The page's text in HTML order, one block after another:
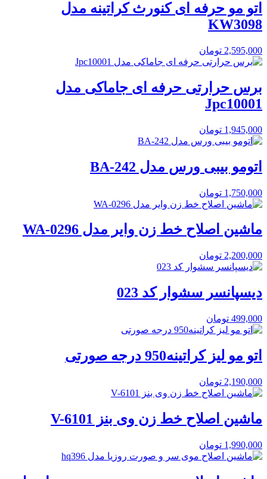
اتو مو حرفه ای کنورث کراتینه مدل
KW3098
2,595,000 تومان
برس حرارتی حرفه ای جاماکی مدل
Jpc10001
1,945,000 تومان
اتومو بیبی ورس مدل BA-242
1,750,000 تومان
ماشین اصلاح خط زن وایر مدل WA-0296
2,200,000 تومان
دیسپانسر سشوار کد 023
499,000 تومان
اتو مو لیز کراتینه950 درجه صورتی
2,190,000 تومان
ماشین اصلاح خط زن وی بنز V-6101
1,990,000 تومان